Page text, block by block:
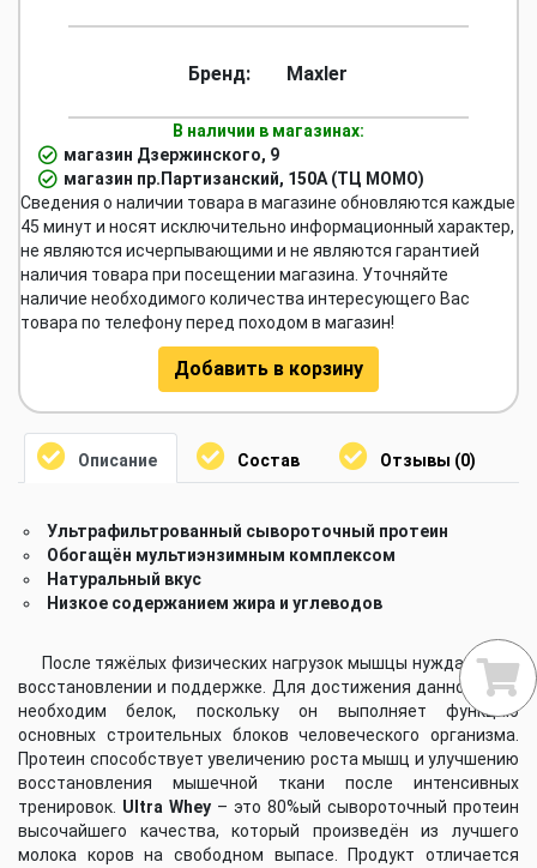
Бренд: Maxler
В наличии в магазинах:
магазин Дзержинского, 9
магазин пр.Партизанский, 150А (ТЦ МОМО)
Сведения о наличии товара в магазине обновляются каждые
45 минут и носят исключительно информационный характер,
не являются исчерпывающими и не являются гарантией
наличия товара при посещении магазина. Уточняйте
наличие необходимого количества интересующего Вас
товара по телефону перед походом в магазин!
Добавить в корзину
Описание Состав Отзывы (0)
Ультрафильтрованный сывороточный протеин
Обогащён мультиэнзимным комплексом
Натуральный вкус
Низкое содержанием жира и углеводов
После тяжёлых физических нагрузок мышцы нуждаются в
восстановлении и поддержке. Для достижения данной цели
необходим белок, поскольку он выполняет функцию
основных строительных блоков человеческого организма.
Протеин способствует увеличению роста мышц и улучшению
восстановления мышечной ткани после интенсивных
тренировок. Ultra Whey – это 80%ый сывороточный протеин
высочайшего качества, который произведён из лучшего
молока коров на свободном выпасе. Продукт отличается